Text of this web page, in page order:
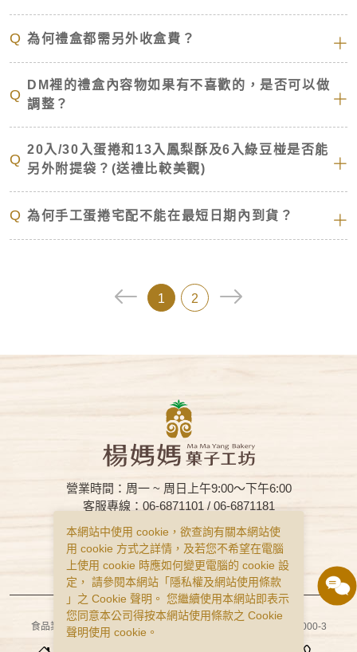
Q 為何禮盒都需另外收盒費？
Q
DM裡的禮盒內容物如果有不喜歡的，是否可以做
調整？
Q
20入/30入蛋捲和13入鳳梨酥及6入綠豆椪是否能
另外附提袋？(送禮比較美觀)
Q 為何手工蛋捲宅配不能在最短日期內到貨？
1 2
營業時間：周一 ~ 周日上午9:00～下午6:00
客服專線：06-6871101 / 06-6871181
客服信箱：mamayang1929@gmail.com
客服傳真：
06-6872591
購物說明 隱私權政策 服務條款
Copyright © Ma Ma Yang Bakery All Rights Reserved.
食品業者登錄字號：D-110187004-00000-2、D-124922878-00000-3
本網站中使用 cookie，欲查詢有關本網站使
用 cookie 方式之詳情，及若您不希望在電腦
上使用 cookie 時應如何變更電腦的 cookie 設
定， 請參閱本網站「 隱私權及網站使用條款
」之 Cookie 聲明。 您繼續使用本網站即表示
您同意本公司得按本網站使用條款之 Cookie
聲明使用 cookie。